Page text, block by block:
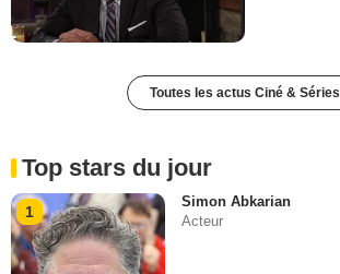
Toutes les actus Ciné & Séries
Top stars du jour
1
Simon Abkarian
Acteur